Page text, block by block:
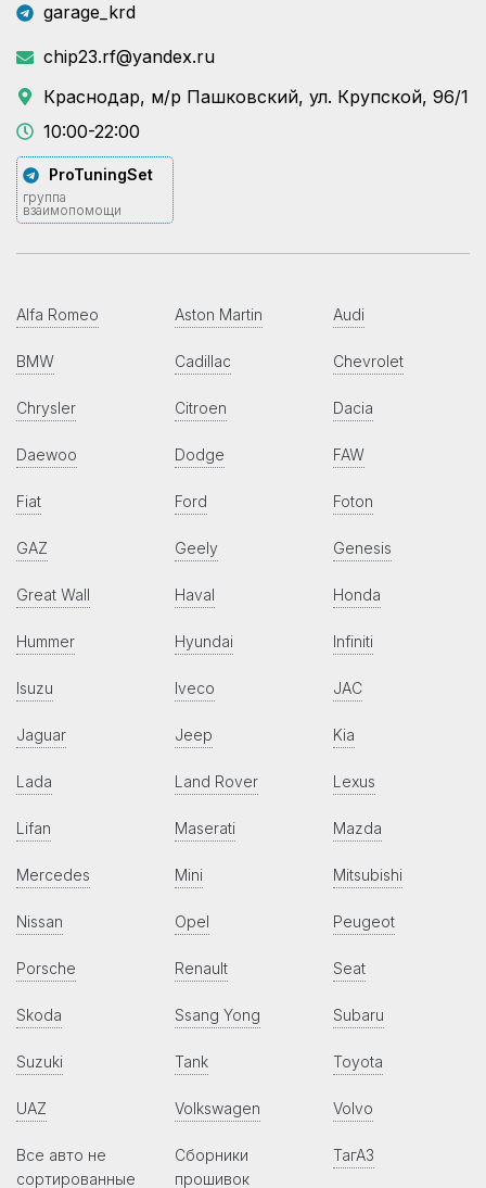
garage_krd
chip23.rf@yandex.ru
Краснодар, м/р Пашковский, ул. Крупской, 96/1
10:00-22:00
ProTuningSet
группа
взаимопомощи
Alfa Romeo Aston Martin Audi
BMW Cadillac Chevrolet
Chrysler Citroen Dacia
Daewoo Dodge FAW
Fiat Ford Foton
GAZ Geely Genesis
Great Wall Haval Honda
Hummer Hyundai Infiniti
Isuzu Iveco JAC
Jaguar Jeep Kia
Lada Land Rover Lexus
Lifan Maserati Mazda
Mercedes Mini Mitsubishi
Nissan Opel Peugeot
Porsche Renault Seat
Skoda Ssang Yong Subaru
Suzuki Tank Toyota
UAZ Volkswagen Volvo
Все авто не
сортированные
Сборники
прошивок
ТагАЗ